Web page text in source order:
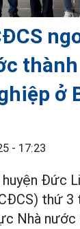
ở
- 17:23
Đức
thứ 3
Nhà